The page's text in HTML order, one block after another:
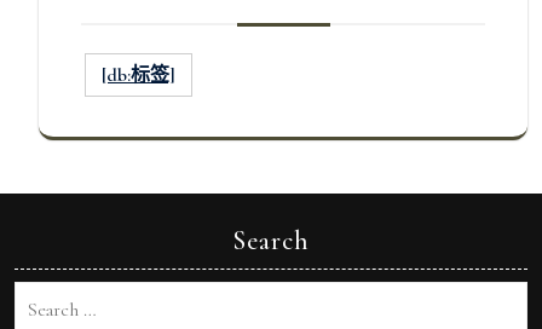
[db:标签]
Search